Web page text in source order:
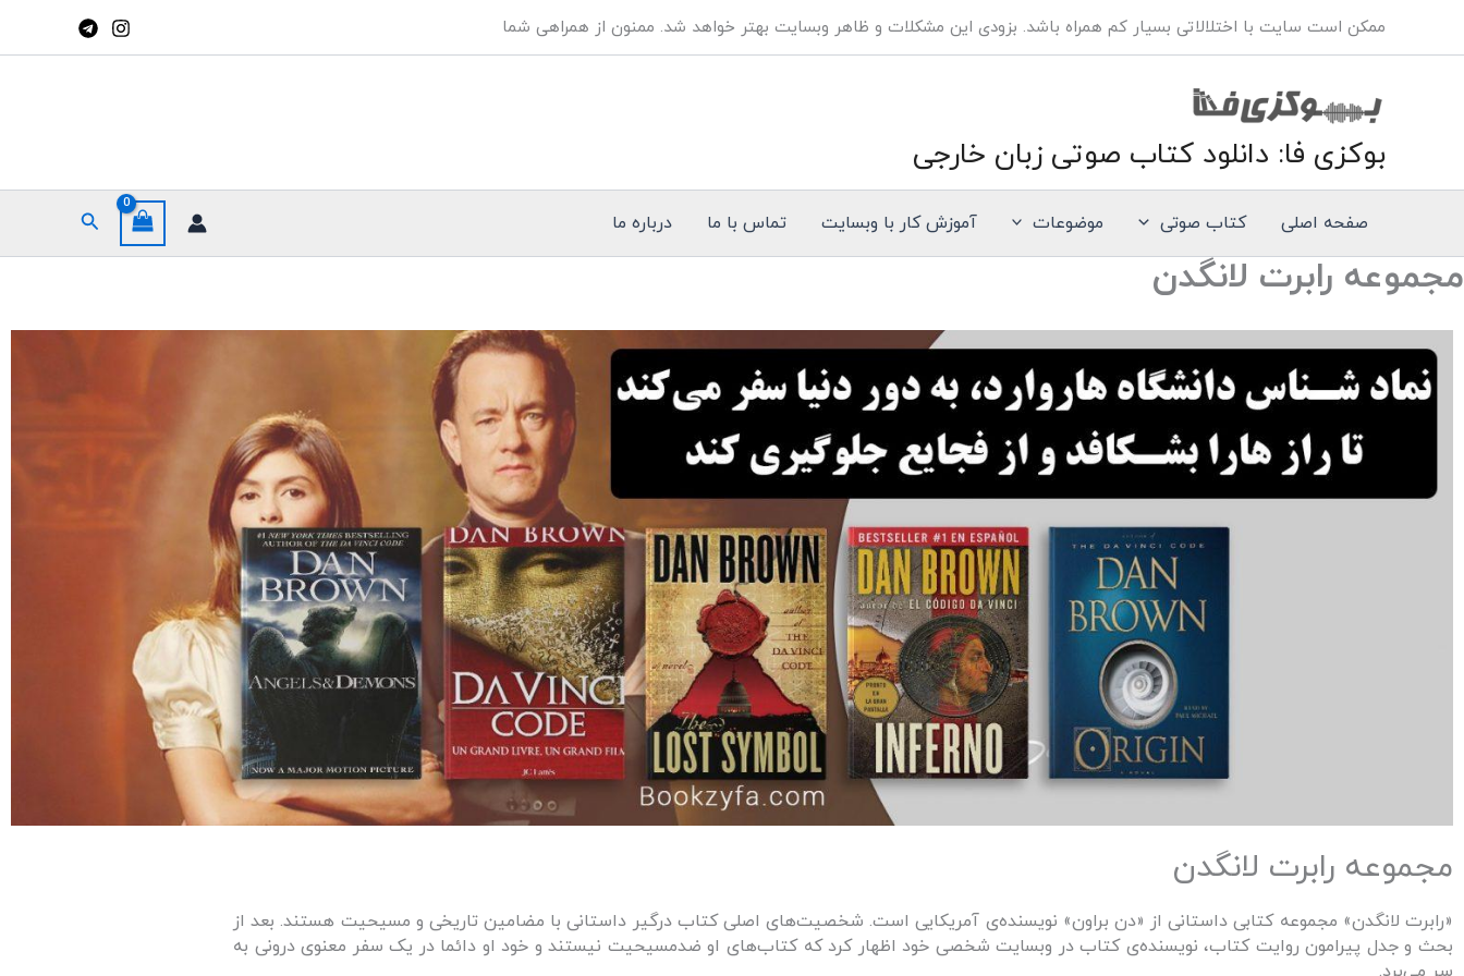
محتوا
ممکن است سایت با اختلالاتی بسیار کم همراه باشد. بزودی این مشکلات و ظاهر وبسایت بهتر خواهد شد. ممنون از همراهی شما
بوکزی فا: دانلود کتاب صوتی زبان خارجی
صفحه اصلی کتاب صوتی موضوعات آموزش کار با وبسایت تماس با ما درباره ما جستجو
مجموعه رابرت لانگدن
مجموعه رابرت لانگدن
«رابرت لانگدن» مجموعه کتابی داستانی از «دن براون» نویسنده‌ی آمریکایی است. شخصیت‌های اصلی کتاب درگیر داستانی با مضامین تاریخی و مسیحیت هستند. بعد از
بحث و جدل پیرامون روایت کتاب، نویسنده‌ی کتاب در وبسایت شخصی خود اظهار کرد که کتاب‌های او ضدمسیحیت نیستند و خود او دائما در یک سفر معنوی درونی به